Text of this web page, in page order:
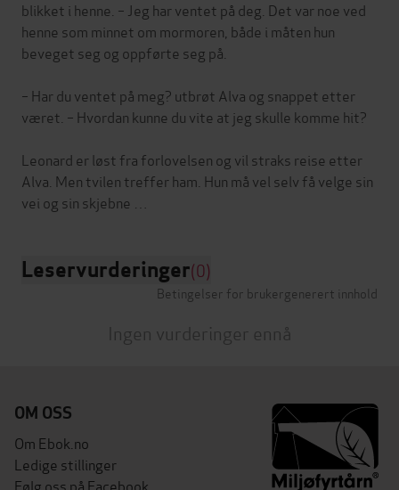
blikket i henne. – Jeg har ventet på deg. Det var noe ved
henne som minnet om mormoren, både i måten hun
beveget seg og oppførte seg på.
– Har du ventet på meg? utbrøt Alva og snappet etter
været. – Hvordan kunne du vite at jeg skulle komme hit?
Leonard er løst fra forlovelsen og vil straks reise etter
Alva. Men tvilen treffer ham. Hun må vel selv få velge sin
Leservurderinger(0)
Betingelser for brukergenerert innhold
Ingen vurderinger ennå
OM OSS
Om Ebok.no
Ledige stillinger
Følg oss på Facebook